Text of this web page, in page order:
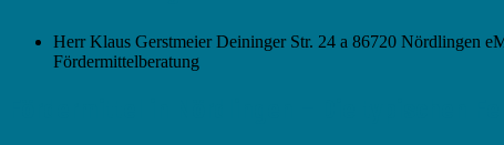
Herr Klaus Gerstmeier Deininger Str. 24 a 86720 Nördlingen
Fördermittelberatung